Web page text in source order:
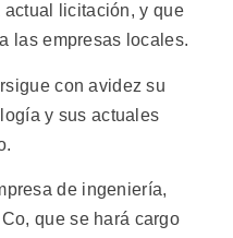
actual licitación, y que
las empresas locales.
con avidez su
y sus actuales
de ingeniería,
que se hará cargo